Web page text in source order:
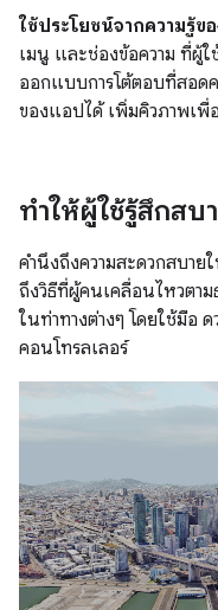
ใช้ประโยชน์จากความรู้ข
เมนู และช่องข้อความ ที่ผู้
ออกแบบการโต้ตอบที่สอด
ของแอปได้ เพิ่มคิวภาพเพื่
ทำให้ผู้ใช้รู้สึกสบ
คำนึงถึงความสะดวกสบา
ถึงวิธีที่ผู้คนเคลื่อนไหวตา
ในท่าทางต่างๆ โดยใช้มือ
คอนโทรลเลอร์